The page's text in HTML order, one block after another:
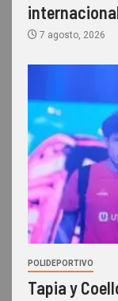
7 agosto, 2026
POLIDEPORTIVO
Tapia y